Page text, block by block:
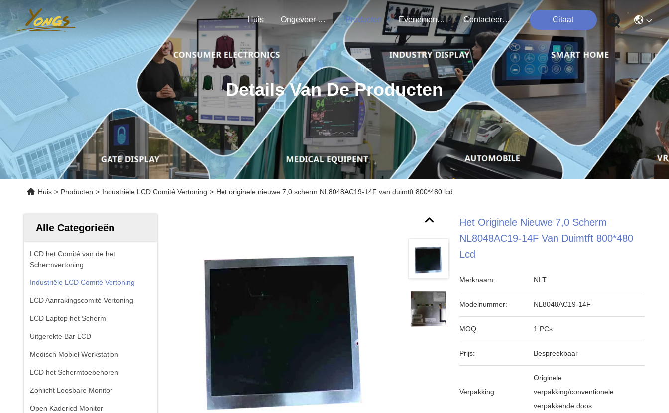
Huis Ongeveer Ons Producten Evenementen Contacteer Ons Citaat
Details Van De Producten
Huis > Producten > Industriële LCD Comité Vertoning > Het originele nieuwe 7,0 scherm NL8048AC19-14F van duimtft 800*480 lcd
Alle Categorieën
LCD het Comité van de het
Schermvertoning
Industriële LCD Comité Vertoning
LCD Aanrakingscomité Vertoning
LCD Laptop het Scherm
Uitgerekte Bar LCD
Medisch Mobiel Werkstation
LCD het Schermtoebehoren
Zonlicht Leesbare Monitor
Open Kaderlcd Monitor
Het Originele Nieuwe 7,0 Scherm
NL8048AC19-14F Van Duimtft 800*480
Lcd
Merknaam: NLT
Modelnummer: NL8048AC19-14F
MOQ: 1 PCs
Prijs: Bespreekbaar
Verpakking:
Originele
verpakking/conventionele
verpakkende doos